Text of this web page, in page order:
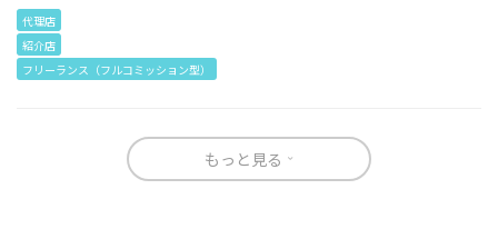
代理店
紹介店
フリーランス（フルコミッション型）
もっと見る